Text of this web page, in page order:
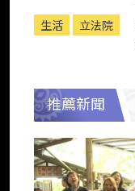
生活 立法院
推薦新聞